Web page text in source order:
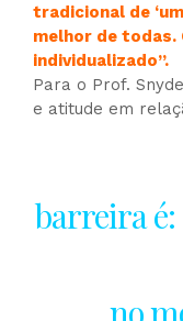
tradicional de
melhor de
individualizado”.
Para o Prof.
e atitude em
barreira
no